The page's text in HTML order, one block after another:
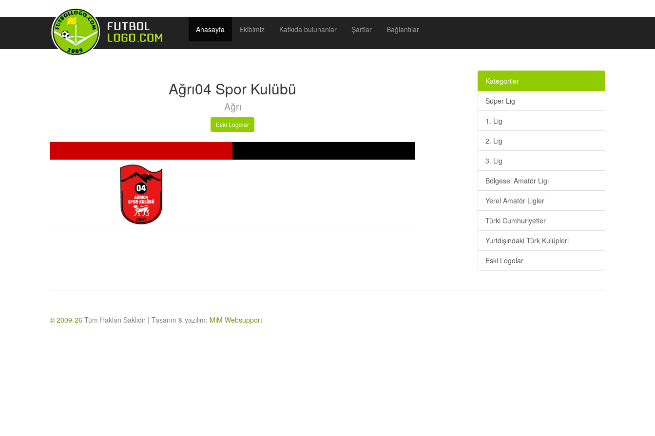
Anasayfa Ekibimiz Katkıda bulunanlar Şartlar Bağlantılar
Ağrı04 Spor Kulübü
Ağrı
Eski Logolar
Kategoriler
Süper Lig
1. Lig
2. Lig
3. Lig
Bölgesel Amatör Ligi
Yerel Amatör Ligler
Türki Cumhuriyetler
Yurtdışındaki Türk Kulüpleri
Eski Logolar
© 2009-26 Tüm Hakları Saklıdır | Tasarım & yazılım: MiM Websupport